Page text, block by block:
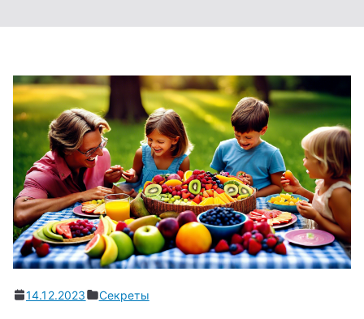
14.12.2023 Секреты